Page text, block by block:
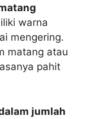
warna
mengering.
matang atau
pahit
jumlah